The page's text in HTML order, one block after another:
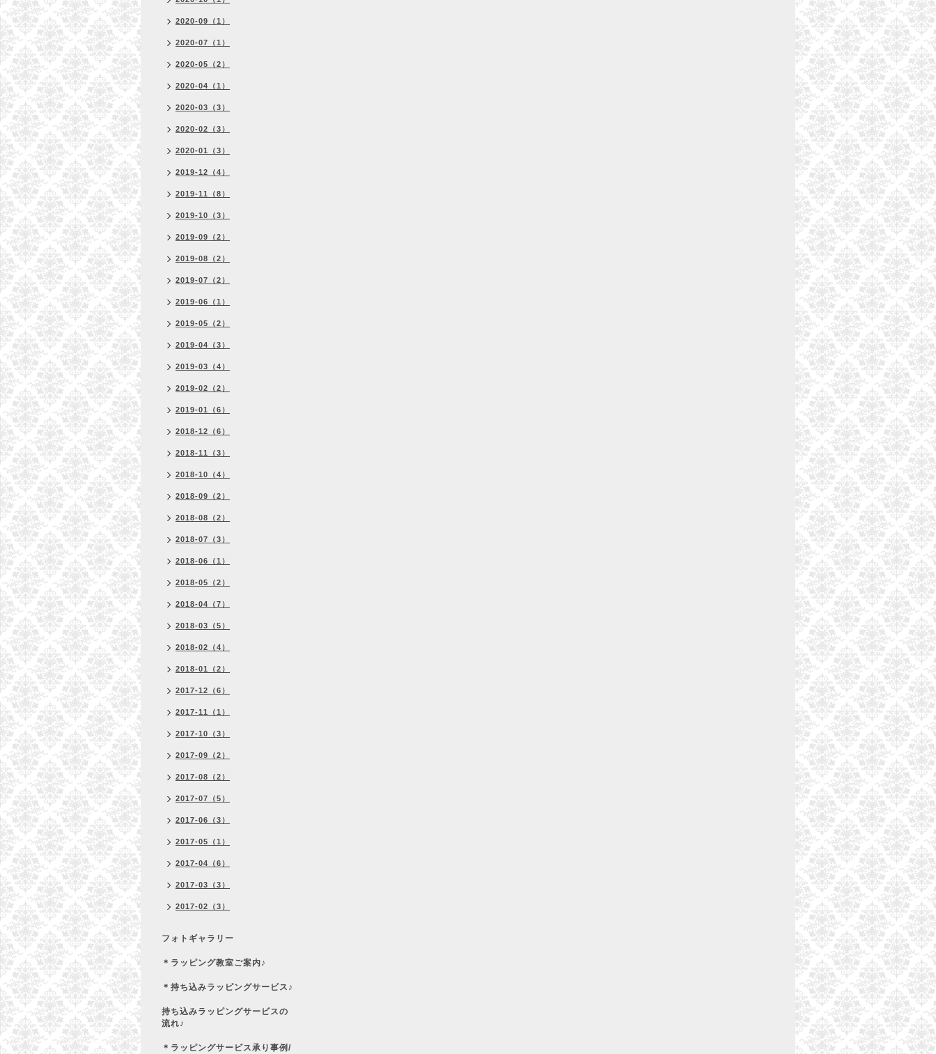
2020-09（1）
2020-07（1）
2020-05（2）
2020-04（1）
2020-03（3）
2020-02（3）
2020-01（3）
2019-12（4）
2019-11（8）
2019-10（3）
2019-09（2）
2019-08（2）
2019-07（2）
2019-06（1）
2019-05（2）
2019-04（3）
2019-03（4）
2019-02（2）
2019-01（6）
2018-12（6）
2018-11（3）
2018-10（4）
2018-09（2）
2018-08（2）
2018-07（3）
2018-06（1）
2018-05（2）
2018-04（7）
2018-03（5）
2018-02（4）
2018-01（2）
2017-12（6）
2017-11（1）
2017-10（3）
2017-09（2）
2017-08（2）
2017-07（5）
2017-06（3）
2017-05（1）
2017-04（6）
2017-03（3）
2017-02（3）
フォトギャラリー
＊ラッピング教室ご案内♪
＊持ち込みラッピングサービス♪
持ち込みラッピングサービスの
流れ♪
＊ラッピングサービス承り事例/